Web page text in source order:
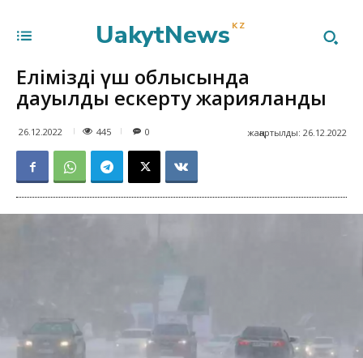
UakytNews KZ
Еліміздің үш облысында
дауылды ескерту жарияланды
26.12.2022 445 жаңартылды: 26.12.2022
0